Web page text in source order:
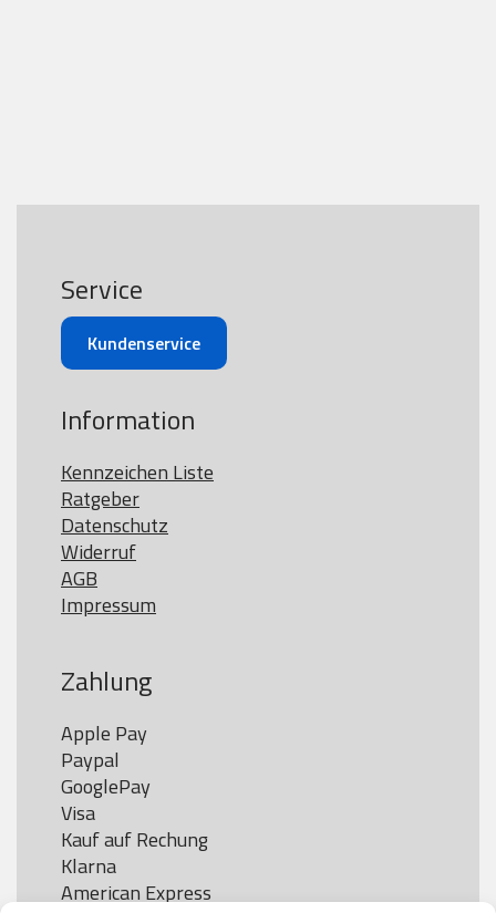
Service
Kundenservice
Information
Kennzeichen Liste
Ratgeber
Datenschutz
Widerruf
AGB
Impressum
Zahlung
Apple Pay
Paypal
GooglePay
Visa
Kauf auf Rechung
Klarna
American Express